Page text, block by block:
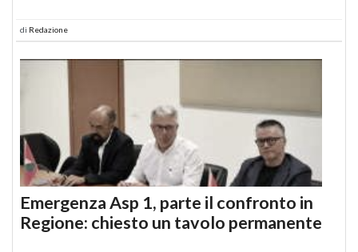
di Redazione
Emergenza Asp 1, parte il confronto in
Regione: chiesto un tavolo permanente